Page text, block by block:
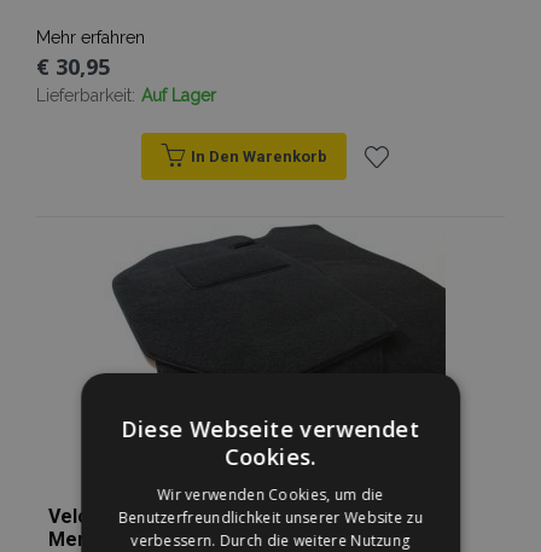
Mehr erfahren
€ 30,95
Lieferbarkeit: Auf Lager
In Den Warenkorb
Wunschliste
hinzufügen
Velours Autofußmatten nach Maß für
Mercedes SLK R170 1996-2004 (2 Stück)
Diese Webseite verwendet
Cookies.
Wir verwenden Cookies, um die
Benutzerfreundlichkeit unserer Website zu
verbessern. Durch die weitere Nutzung